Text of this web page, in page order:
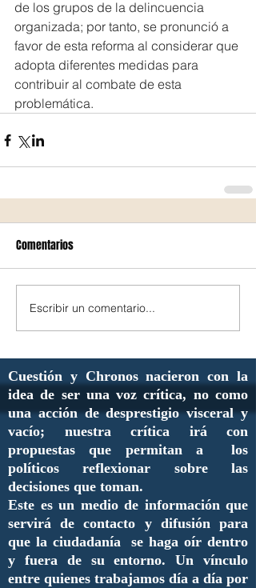
de los grupos de la delincuencia
organizada; por tanto, se pronunció a
favor de esta reforma al considerar que
adopta diferentes medidas para
contribuir al combate de esta
problemática.
Comentarios
Escribir un comentario...
Cuestión y Chronos nacieron con la
idea de ser una voz crítica, no como
una acción de desprestigio visceral y
vacío; nuestra crítica irá con
propuestas que permitan a los
políticos reflexionar sobre las
decisiones que toman.
Este es un medio de información que
servirá de contacto y difusión para
que la ciudadanía se haga oír dentro
y fuera de su entorno. Un vínculo
entre quienes trabajamos día a día por